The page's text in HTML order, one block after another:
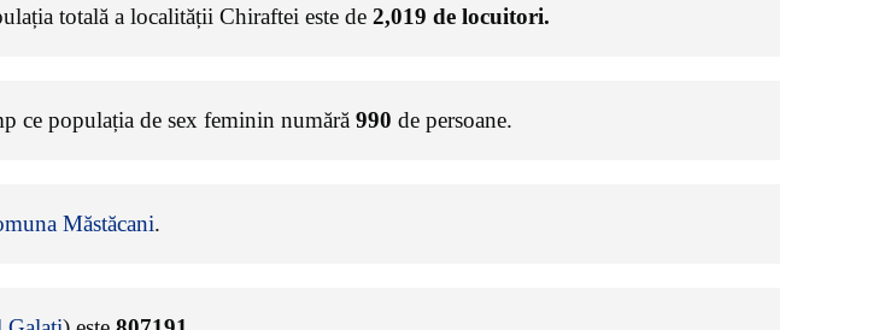
totală a localității Chiraftei este de 2,019 de locuitori.
ce populația de sex feminin numără 990 de persoane.
Măstăcani.